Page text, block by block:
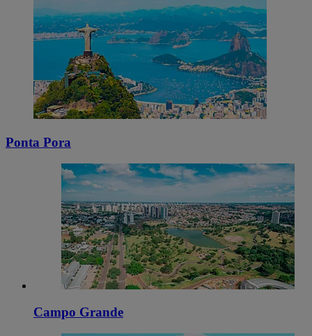
Ponta Pora
Campo Grande